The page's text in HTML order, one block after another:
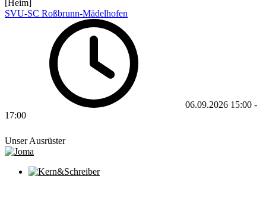
[Heim]
SVU-SC Roßbrunn-Mädelhofen
06.09.2026 15:00 -
17:00
Unser Ausrüster